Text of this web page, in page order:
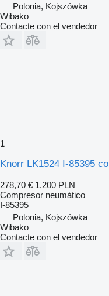
Polonia, Kojszówka
Wibako
Contacte con el vendedor
1
Knorr LK1524 I-85395
278,70 € 1.200 PLN
Compresor neumático
I-85395
Polonia, Kojszówka
Wibako
Contacte con el vendedor